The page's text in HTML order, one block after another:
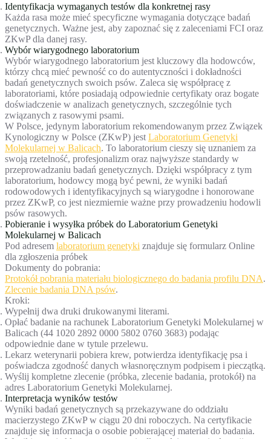
Identyfikacja wymaganych testów dla konkretnej rasy
Każda rasa może mieć specyficzne wymagania dotyczące badań
genetycznych. Ważne jest, aby zapoznać się z zaleceniami FCI oraz
ZKwP dla danej rasy.
Wybór wiarygodnego laboratorium
Wybór wiarygodnego laboratorium jest kluczowy dla hodowców,
którzy chcą mieć pewność co do autentyczności i dokładności
badań genetycznych swoich psów. Zaleca się współpracę z
laboratoriami, które posiadają odpowiednie certyfikaty oraz bogate
doświadczenie w analizach genetycznych, szczególnie tych
związanych z rasowymi psami.
W Polsce, jedynym laboratorium rekomendowanym przez Związek
Kynologiczny w Polsce (ZKwP) jest Laboratorium Genetyki
Molekularnej w Balicach. To laboratorium cieszy się uznaniem za
swoją rzetelność, profesjonalizm oraz najwyższe standardy w
przeprowadzaniu badań genetycznych. Dzięki współpracy z tym
laboratorium, hodowcy mogą być pewni, że wyniki badań
rodowodowych i identyfikacyjnych są wiarygodne i honorowane
przez ZKwP, co jest niezmiernie ważne przy prowadzeniu hodowli
psów rasowych.
Pobieranie i wysyłka próbek do Laboratorium Genetyki
Molekularnej w Balicach
Pod adresem laboratorium genetyki znajduje się formularz Online
dla zgłoszenia próbek
Dokumenty do pobrania:
Protokół pobrania materiału biologicznego do badania profilu DNA.
Zlecenie badania DNA psów.
Kroki:
Wypełnij dwa druki drukowanymi literami.
Opłać badanie na rachunek Laboratorium Genetyki Molekularnej w
Balicach (44 1020 2892 0000 5802 0760 3683) podając
odpowiednie dane w tytule przelewu.
Lekarz weterynarii pobiera krew, potwierdza identyfikację psa i
poświadcza zgodność danych własnoręcznym podpisem i pieczątką.
Wyślij kompletne zlecenie (próbka, zlecenie badania, protokół) na
adres Laboratorium Genetyki Molekularnej.
Interpretacja wyników testów
Wyniki badań genetycznych są przekazywane do oddziału
macierzystego ZKwP w ciągu 20 dni roboczych. Na certyfikacie
znajduje się informacja o osobie pobierającej materiał do badania.